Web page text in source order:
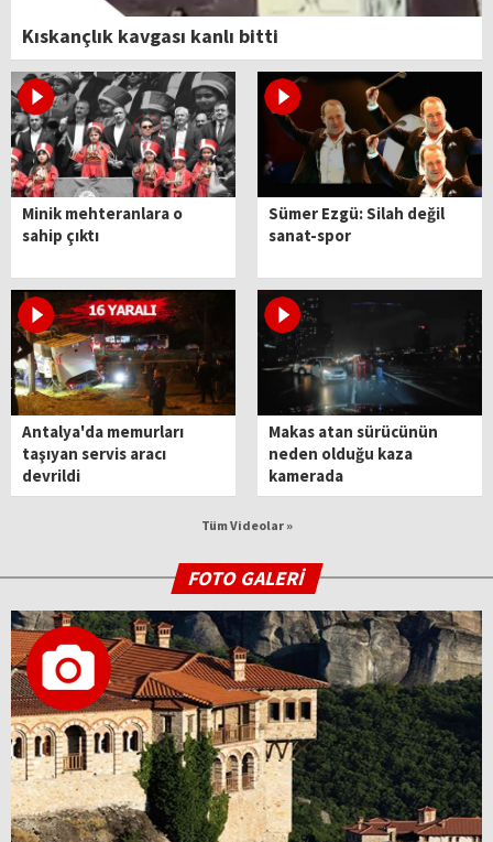
Kıskançlık kavgası kanlı bitti
Minik mehteranlara o
sahip çıktı
Sümer Ezgü: Silah değil
sanat-spor
Antalya'da memurları
taşıyan servis aracı
devrildi
Makas atan sürücünün
neden olduğu kaza
kamerada
Tüm Videolar »
FOTO GALERİ